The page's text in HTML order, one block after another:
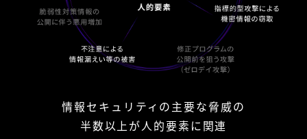
情報セキュリティの主要な脅威の
半数以上が人的要素に関連